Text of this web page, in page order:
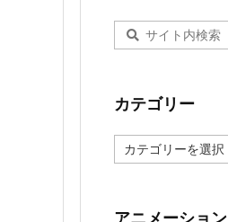
カテゴリー
テ
ー
アニメーション